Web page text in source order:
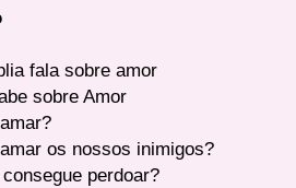
fala sobre amor
sobre Amor
os nossos inimigos?
perdoar?